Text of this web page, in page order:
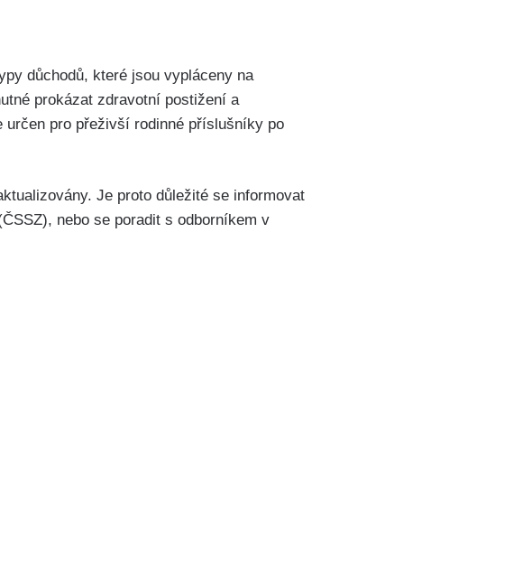
důchodů, které jsou vypláceny na
prokázat zdravotní postižení a
určen pro přeživší rodinné příslušníky po
Je proto důležité se informovat
nebo se poradit s odborníkem v